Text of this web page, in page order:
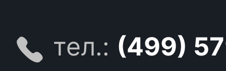
тел.: (499)